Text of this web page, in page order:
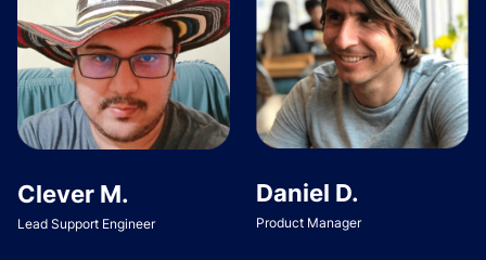
Clever M.
Lead Support Engineer
Daniel D.
Product Manager